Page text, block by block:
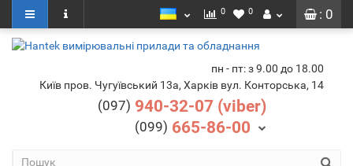
: 0
0 0
пн - пт: з 9.00 до 18.00
Київ пров. Чугуївський 13а, Харків вул. Конторська, 14
(097) 940-32-07 (viber)
(099) 665-86-00